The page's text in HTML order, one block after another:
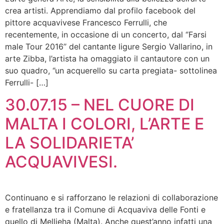
crea artisti. Apprendiamo dal profilo facebook del
pittore acquavivese Francesco Ferrulli, che
recentemente, in occasione di un concerto, dal ‘’Farsi
male Tour 2016’’ del cantante ligure Sergio Vallarino, in
arte Zibba, l’artista ha omaggiato il cantautore con un
suo quadro, ‘’un acquerello su carta pregiata- sottolinea
Ferrulli- […]
30.07.15 – NEL CUORE DI
MALTA I COLORI, L’ARTE E
LA SOLIDARIETA’
ACQUAVIVESI.
Continuano e si rafforzano le relazioni di collaborazione
e fratellanza tra il Comune di Acquaviva delle Fonti e
quello di Mellieha (Malta). Anche quest’anno infatti una